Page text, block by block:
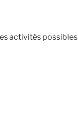
activités possibles